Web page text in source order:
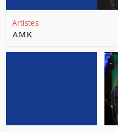
Artistes
AMK